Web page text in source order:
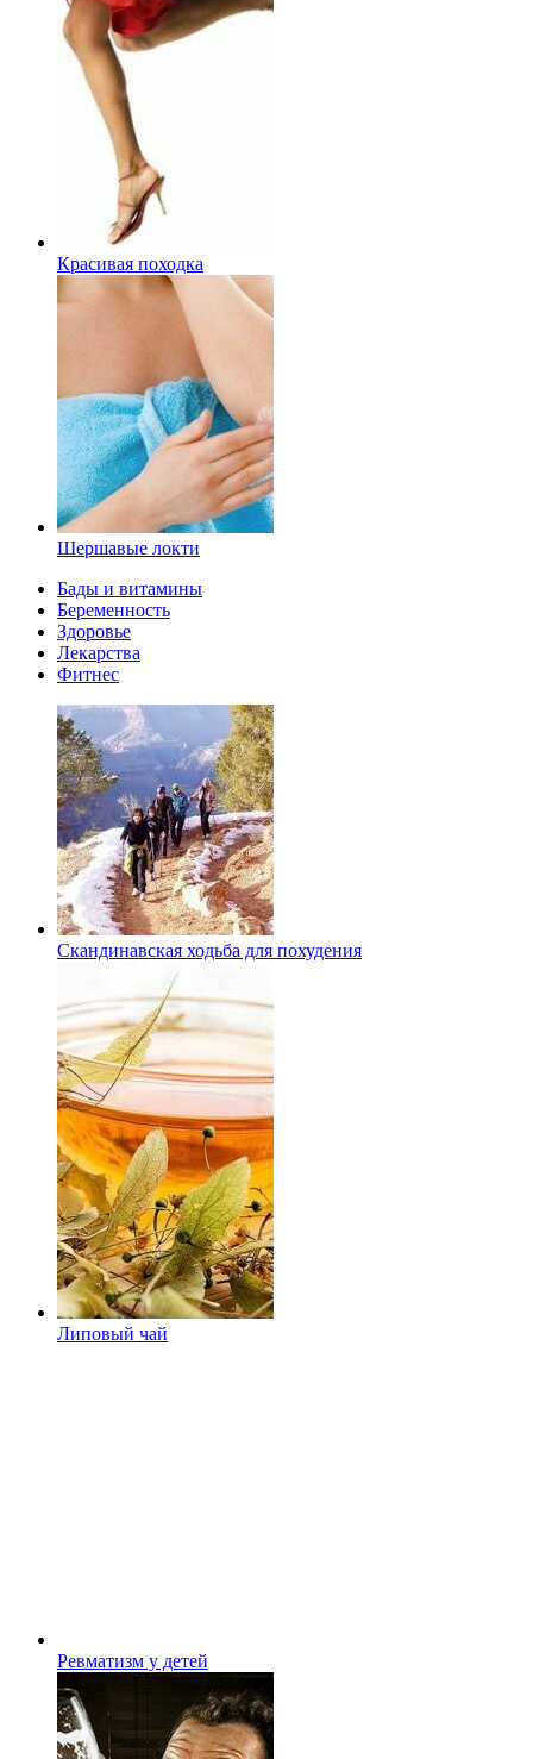
Красивая походка
Шершавые локти
Бады и витамины
Беременность
Здоровье
Лекарства
Фитнес
Скандинавская ходьба для похудения
Липовый чай
Ревматизм у детей